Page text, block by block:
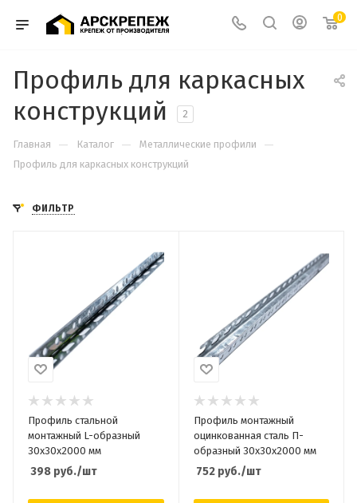
0
Профиль для каркасных
конструкций
2
Главная — Каталог — Металлические профили —
Профиль для каркасных конструкций
ФИЛЬТР
Профиль стальной
монтажный L-образный
30x30x2000 мм
398 руб./шт
Профиль монтажный
оцинкованная сталь П-
образный 30x30x2000 мм
752руб./шт